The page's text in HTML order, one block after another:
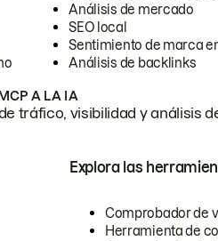
Análisis de mercado
SEO local
Sentimiento de marca
Análisis de backlinks
A LA IA
tráfico, visibilidad y análisis
Explora las
Comprobador de
Herramienta de